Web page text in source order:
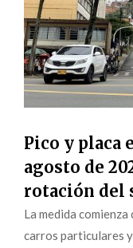
Pico y placa
agosto de
rotación del
La medida
carros particulares